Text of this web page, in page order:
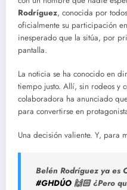
Rodríguez, conocida por
oficialmente su participación
inesperado que la sitúa, por
pantalla.
La noticia se ha conocido en
tiempo justo. Allí, sin rodeos y
colaboradora ha anunciado
para convertirse en
Una decisión valiente. Y, para
Belén Rodríguez ya es
#GHDÚO 🙌🏻 ¿Pero